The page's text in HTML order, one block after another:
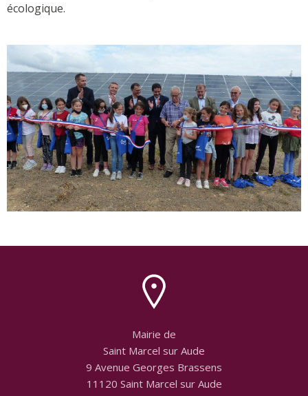
écologique.
Mairie de
Saint Marcel sur Aude
9 Avenue Georges Brassens
11120 Saint Marcel sur Aude